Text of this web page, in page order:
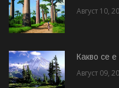
Август 10,
Какво се е
Август 09,